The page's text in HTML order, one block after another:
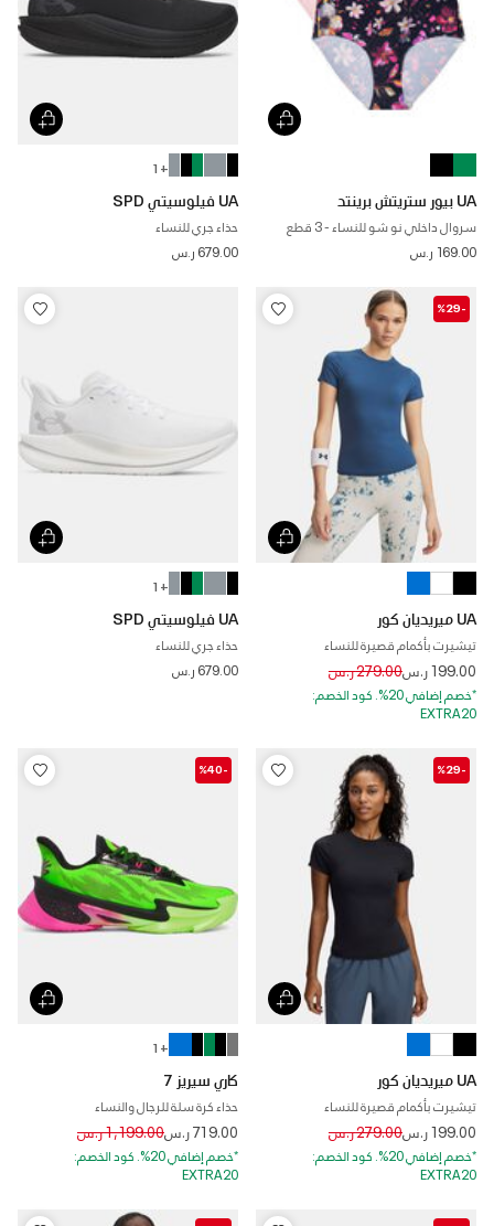
UA بيور ستريتش برينتد
سروال داخلي نو شو للنساء - 3 قطع
169.00 ر.س
+ 1
UA فيلوسيتي SPD
حذاء جري للنساء
679.00 ر.س
-%29
UA ميريديان كور
تيشيرت بأكمام قصيرة للنساء
199.00 ر.س Price reduced from
279.00 ر.س to
*خصم إضافي 20%. كود الخصم:
EXTRA20
+ 1
UA فيلوسيتي SPD
حذاء جري للنساء
679.00 ر.س
-%29
UA ميريديان كور
تيشيرت بأكمام قصيرة للنساء
199.00 ر.س Price reduced from
279.00 ر.س to
*خصم إضافي 20%. كود الخصم:
EXTRA20
-%40
+ 1
كاري سيريز 7
حذاء كرة سلة للرجال والنساء
719.00 ر.س Price reduced from
1,199.00 ر.س to
*خصم إضافي 20%. كود الخصم:
EXTRA20